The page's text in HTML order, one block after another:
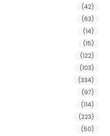
(42)
(63)
(14)
(15)
(122)
(103)
(334)
(97)
(114)
(223)
(50)